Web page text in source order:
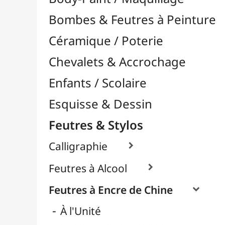
Feutres & Stylos
Calligraphie 
Feutres à Alcool
À l'Unité
Packs / Assortiments
Feutres Craie & Tableaux Blancs
Feutres Fins / Dessin Technique
Feutres Pinceaux 
Feutres pour Textile / Tissu
Stylos
Librairie / Livres